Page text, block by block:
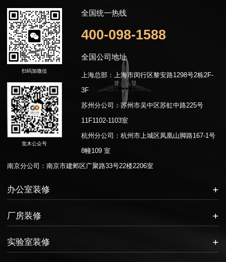
扫码加微信
觉木公众号
全国统一热线
400-098-1588
全国公司地址
上海总部：上海市闵行区黎安路1298号2栋2F-
3F
苏州分公司：苏州市吴中区苏虹中路225号
11F1102-1103室
杭州分公司：杭州市上城区凤凰山脚路167-1号
8幢109 室
南京分公司：南京市建邺区广聚路33号22楼2206室
办公室装修
厂房装修
实验室装修